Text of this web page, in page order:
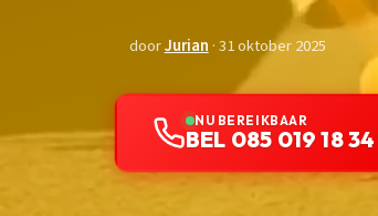
doorJurian · 31 oktober 2025
NU BEREIKBAAR
BEL 085 019 18 34